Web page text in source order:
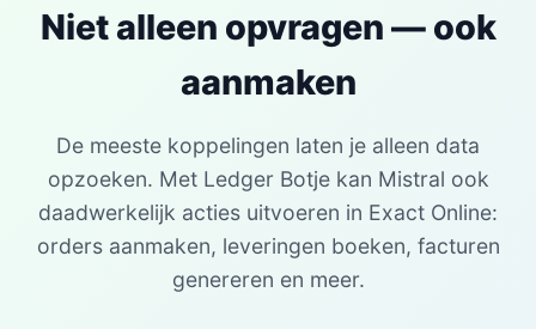
Niet alleen opvragen — ook
aanmaken
De meeste koppelingen laten je alleen data
opzoeken. Met Ledger Botje kan Mistral ook
daadwerkelijk acties uitvoeren in Exact Online:
orders aanmaken, leveringen boeken, facturen
genereren en meer.